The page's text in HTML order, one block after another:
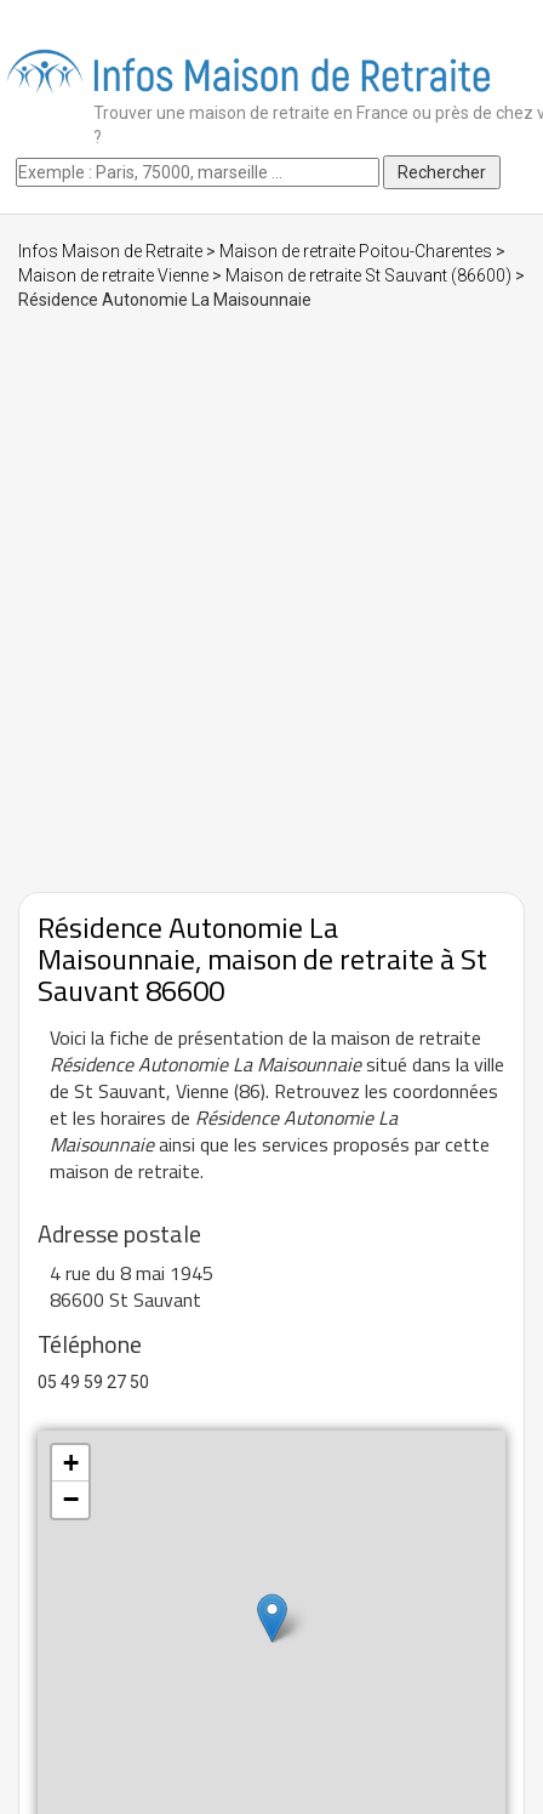
Trouver une maison de retraite en France ou près de chez
?
Infos Maison de Retraite > Maison de retraite Poitou-Charentes >
Maison de retraite Vienne > Maison de retraite St Sauvant (86600) >
Résidence Autonomie La Maisounnaie
Résidence Autonomie La
Maisounnaie, maison de retraite à St
Sauvant 86600
Voici la fiche de présentation de la maison de retraite
Résidence Autonomie La Maisounnaiesitué dans la ville
de St Sauvant, Vienne (86). Retrouvez les coordonnées
et les horaires de Résidence Autonomie La
Maisounnaieainsi que les services proposés par cette
maison de retraite.
Adresse postale
4 rue du 8 mai 1945
86600 St Sauvant
Téléphone
05 49 59 27 50
+
−